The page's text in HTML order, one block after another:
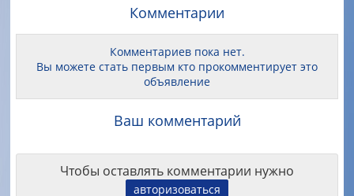
Комментарии
Комментариев пока нет.
Вы можете стать первым кто прокомментирует это
объявление
Ваш комментарий
Чтобы оставлять комментарии нужно
авторизоваться